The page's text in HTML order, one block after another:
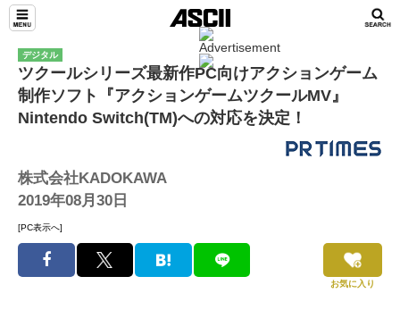
デジタル
ツクールシリーズ最新作PC向けアクションゲーム
制作ソフト『アクションゲームツクールMV』
Nintendo Switch(TM)への対応を決定！
株式会社KADOKAWA
2019年08月30日
[PC表示へ]
お気に入り